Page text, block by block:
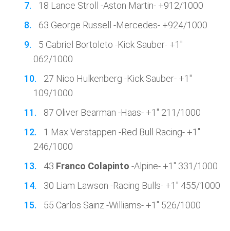
18 Lance Stroll -Aston Martin- +912/1000
63 George Russell -Mercedes- +924/1000
5 Gabriel Bortoleto -Kick Sauber- +1''
062/1000
27 Nico Hulkenberg -Kick Sauber- +1''
109/1000
87 Oliver Bearman -Haas- +1'' 211/1000
1 Max Verstappen -Red Bull Racing- +1''
246/1000
43 Franco Colapinto -Alpine- +1'' 331/1000
30 Liam Lawson -Racing Bulls- +1'' 455/1000
55 Carlos Sainz -Williams- +1'' 526/1000